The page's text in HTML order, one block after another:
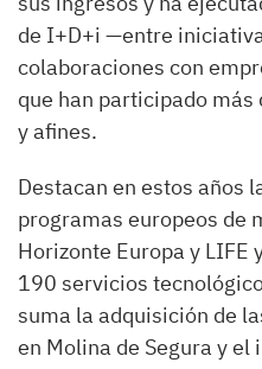
de I+D+i —entre
colaboraciones con
que han participado
y afines.
Destacan en estos años
programas europeos de
Horizonte Europa y LIFE
190 servicios
suma la adquisición de
en Molina de Segura y el